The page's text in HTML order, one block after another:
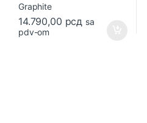
14.790,00 рсд sa
pdv-om